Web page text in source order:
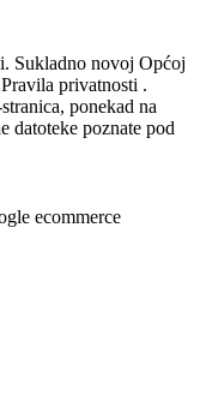
Sukladno novoj Općoj
privatnosti .
ponekad na
datoteke poznate pod
ecommerce